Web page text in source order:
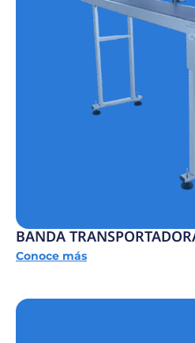
BANDA
Conoce más